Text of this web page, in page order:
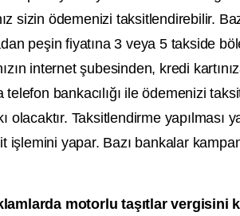
sizin ödemenizi taksitlendirebilir.
peşin fiyatına 3 veya 5 takside
internet şubesinden, kredi
bankacılığı ile ödemenizi
olacaktır. Taksitlendirme
işlemini yapar. Bazı bankalar
motorlu taşıtlar vergisini